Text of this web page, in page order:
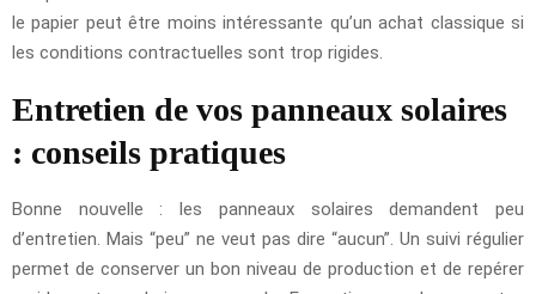
le papier peut être moins intéressante qu’un achat classique si
les conditions contractuelles sont trop rigides.
Entretien de vos panneaux solaires
: conseils pratiques
Bonne nouvelle : les panneaux solaires demandent peu
d’entretien. Mais “peu” ne veut pas dire “aucun”. Un suivi régulier
permet de conserver un bon niveau de production et de repérer